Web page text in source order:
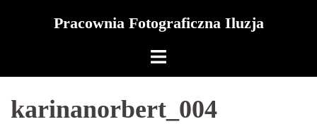
Pracownia Fotograficzna Iluzja
karinanorbert_004